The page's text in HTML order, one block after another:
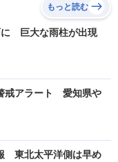
もっと読む
に 巨大な雨柱が出現
戒アラート 愛知県や
東北太平洋側は早め